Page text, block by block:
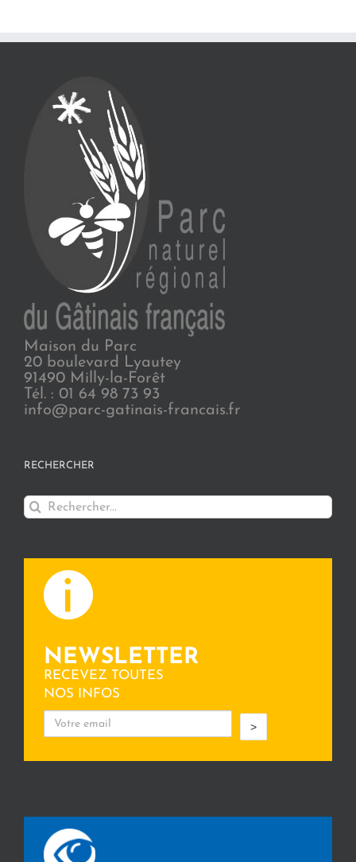
Maison du Parc
20 boulevard Lyautey
91490 Milly-la-Forêt
Tél. : 01 64 98 73 93
info@parc-gatinais-francais.fr
RECHERCHER
Rechercher:
NEWSLETTER
RECEVEZ TOUTES
NOS INFOS
>